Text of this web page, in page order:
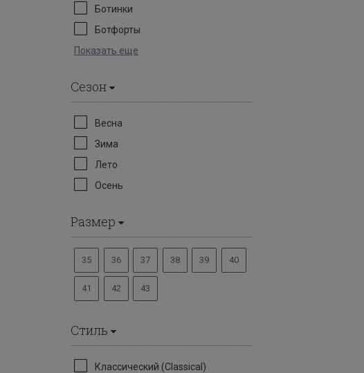
Ботинки
Ботфорты
Показать еще
Сезон
Весна
Зима
Лето
Осень
Размер
35 36 37 38 39 40
41 42 43
Стиль
Классический (Classical)